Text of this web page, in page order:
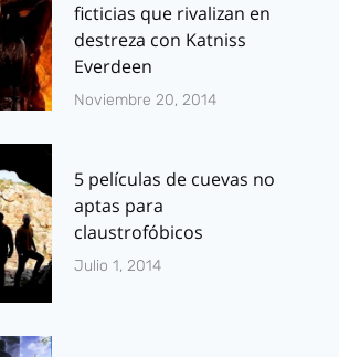
ficticias que rivalizan en
destreza con Katniss
Everdeen
Noviembre 20, 2014
5 películas de cuevas no
aptas para
claustrofóbicos
Julio 1, 2014